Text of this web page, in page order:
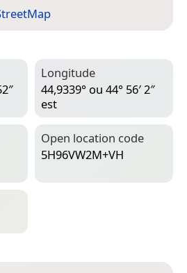
Longitude
44,9339° ou 44° 56′ 2″
est
Open location code
5H96VW2M+VH